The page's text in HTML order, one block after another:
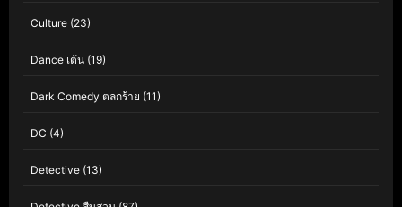
Culture (23)
Dance เต้น (19)
Dark Comedy ตลกร้าย (11)
DC (4)
Detective (13)